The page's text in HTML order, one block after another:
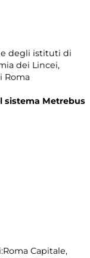
e degli istituti di
dei Lincei,
Roma
sistema Metrebus
Capitale,